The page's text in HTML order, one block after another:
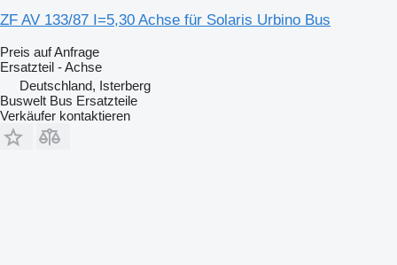
ZF AV 133/87 I=5,30 Achse für Solaris Urbino Bus
Preis auf Anfrage
Ersatzteil - Achse
Deutschland, Isterberg
Buswelt Bus Ersatzteile
Verkäufer kontaktieren